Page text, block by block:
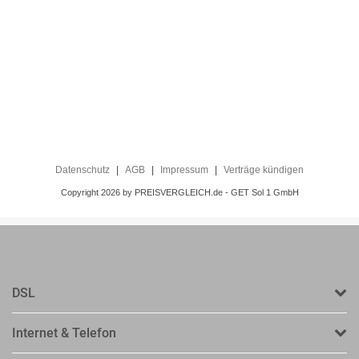
DSL
Internet & Telefon